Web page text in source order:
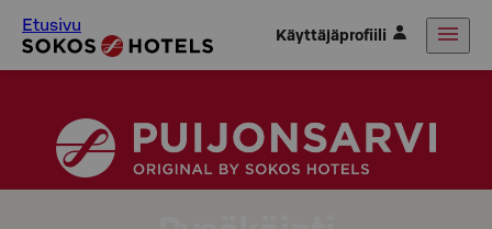
Etusivu Käyttäjäprofiili